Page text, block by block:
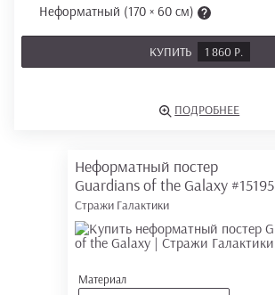
Неформатный (170 × 60 см)
КУПИТЬ 1 860 Р.
ПОДРОБНЕЕ
Неформатный постер
Guardians of the Galaxy #15195
Стражи Галактики
Материал